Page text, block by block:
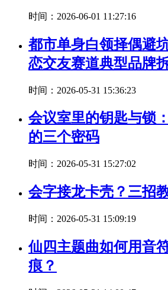
时间：2026-06-01 11:27:16
都市单身白领择偶避
恋交友赛道典型品牌
时间：2026-05-31 15:36:23
会议室里的钥匙与锁
的三个密码
时间：2026-05-31 15:27:02
会字接龙卡壳？三招
时间：2026-05-31 15:09:19
仙四主题曲如何用音
痕？